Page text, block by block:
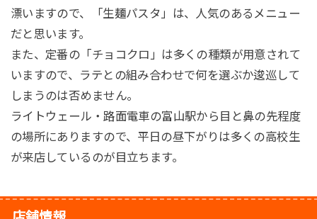
漂いますので、「生麺パスタ」は、人気のあるメニュー
だと思います。
また、定番の「チョコクロ」は多くの種類が用意されて
いますので、ラテとの組み合わせで何を選ぶか逡巡して
しまうのは否めません。
ライトウェール・路面電車の富山駅から目と鼻の先程度
の場所にありますので、平日の昼下がりは多くの高校生
が来店しているのが目立ちます。